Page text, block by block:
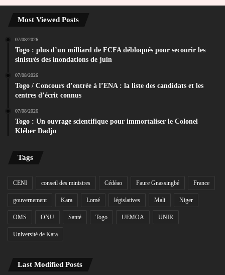
Most Viewed Posts
07/08/2026
Togo : plus d’un milliard de FCFA débloqués pour secourir les
sinistrés des inondations de juin
07/08/2026
Togo / Concours d’entrée à l’ENA : la liste des candidats et les
centres d’écrit connus
07/08/2026
Togo : Un ouvrage scientifique pour immortaliser le Colonel
Kléber Dadjo
Tags
CENI conseil des ministres Cédéao Faure Gnassingbé France
gouvernement Kara Lomé législatives Mali Niger
OMS ONU Santé Togo UEMOA UNIR
Université de Kara
Last Modified Posts